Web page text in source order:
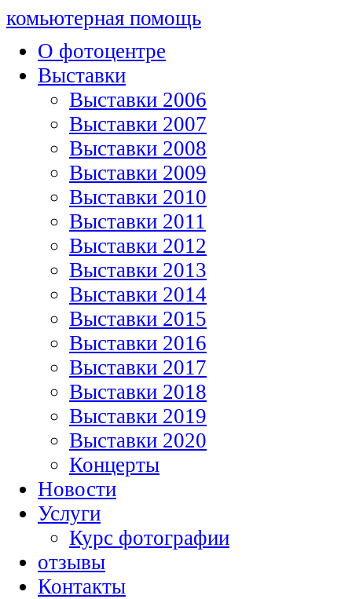
комьютерная помощь
О фотоцентре
Выставки
Выставки 2006
Выставки 2007
Выставки 2008
Выставки 2009
Выставки 2010
Выставки 2011
Выставки 2012
Выставки 2013
Выставки 2014
Выставки 2015
Выставки 2016
Выставки 2017
Выставки 2018
Выставки 2019
Выставки 2020
Концерты
Новости
Услуги
Курс фотографии
отзывы
Контакты